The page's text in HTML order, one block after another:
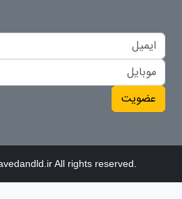
عضویت
All rights reserved.